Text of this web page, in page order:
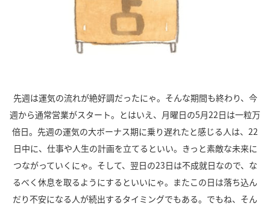
先週は運気の流れが絶好調だったにゃ。そんな期間も終わり、今
週から通常営業がスタート。とはいえ、月曜日の5月22日は一粒万
倍日。先週の運気の大ボーナス期に乗り遅れたと感じる人は、22
日中に、仕事や人生の計画を立てるといい。きっと素敵な未来に
つながっていくにゃ。そして、翌日の23日は不成就日なので、な
るべく休息を取るようにするといいにゃ。またこの日は落ち込ん
だり不安になる人が続出するタイミングでもある。でもね、そん